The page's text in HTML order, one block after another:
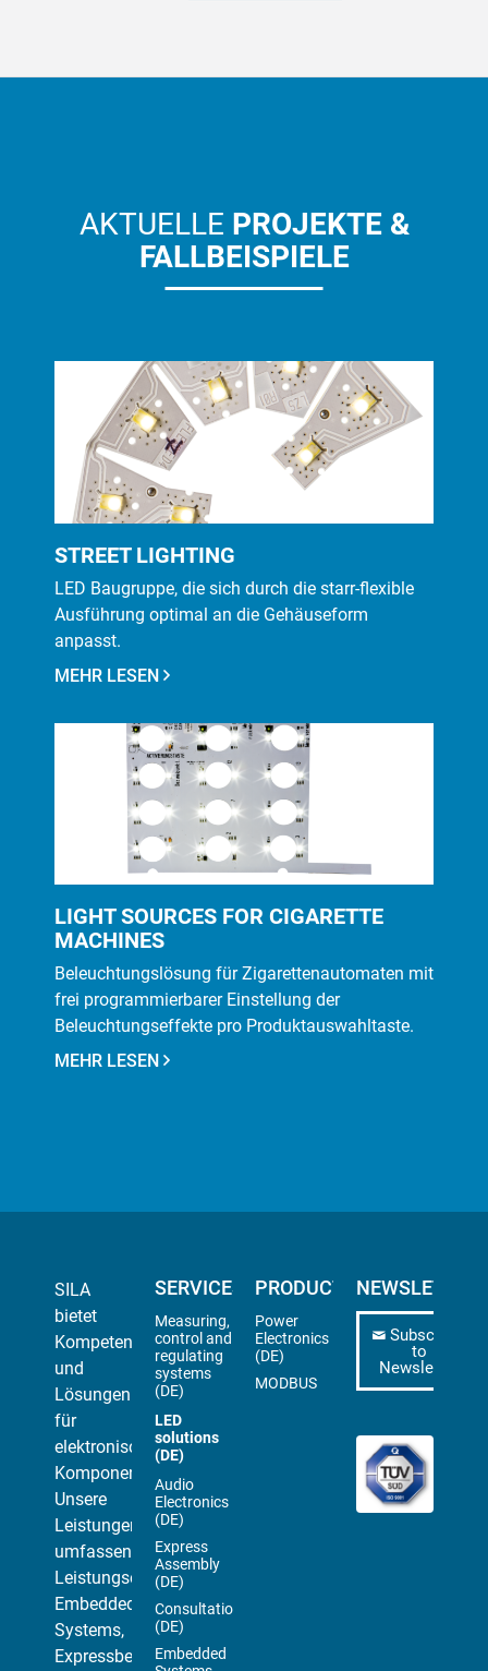
AKTUELLE PROJEKTE &
FALLBEISPIELE
STREET LIGHTING
LED Baugruppe, die sich durch die starr-flexible
Ausführung optimal an die Gehäuseform
anpasst.
MEHR LESEN
LIGHT SOURCES FOR CIGARETTE
MACHINES
Beleuchtungslösung für Zigarettenautomaten mit
frei programmierbarer Einstellung der
Beleuchtungseffekte pro Produktauswahltaste.
MEHR LESEN
SILA
bietet
Kompetenz
und
Lösungen
für
elektronische
Komponenten.
Unsere
Leistungen
umfassen
Leistungselektronik,
Embedded
Systems,
Expressbestückungen,
SERVICES
Measuring,
control and
regulating
systems
(DE)
LED
solutions
(DE)
Audio
Electronics
(DE)
Express
Assembly
(DE)
Consultation
(DE)
Embedded
PRODUCTS
Power
Electronics
(DE)
MODBUS
NEWSLETTER
Subscribe
to
Newsletter